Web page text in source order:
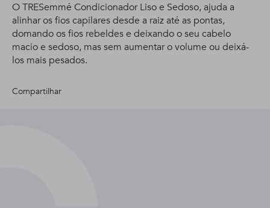
O TRESemmé Condicionador Liso e Sedoso, ajuda a
alinhar os fios capilares desde a raiz até as pontas,
domando os fios rebeldes e deixando o seu cabelo
macio e sedoso, mas sem aumentar o volume ou deixá-
los mais pesados.
Compartilhar